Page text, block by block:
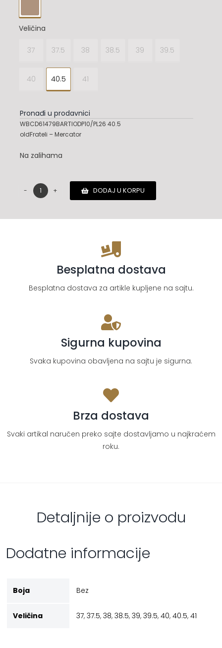
Veličina
37 37.5 38 38.5 39 39.5
40 40.5 41
Pronađi u prodavnici
WBCD61479BARTIODP10/PL26 40.5
oldFrateli – Mercator
Na zalihama
Santoni
DODAJ U KORPU
Besplatna dostava
Besplatna dostava za artikle kupljene na sajtu.
Sigurna kupovina
Svaka kupovina obavljena na sajtu je sigurna.
Brza dostava
Svaki artikal naručen preko sajte dostavljamo u najkraćem
roku.
Detaljnije o proizvodu
Dodatne informacije
Boja Bez
Veličina 37, 37.5, 38, 38.5, 39, 39.5, 40, 40.5, 41